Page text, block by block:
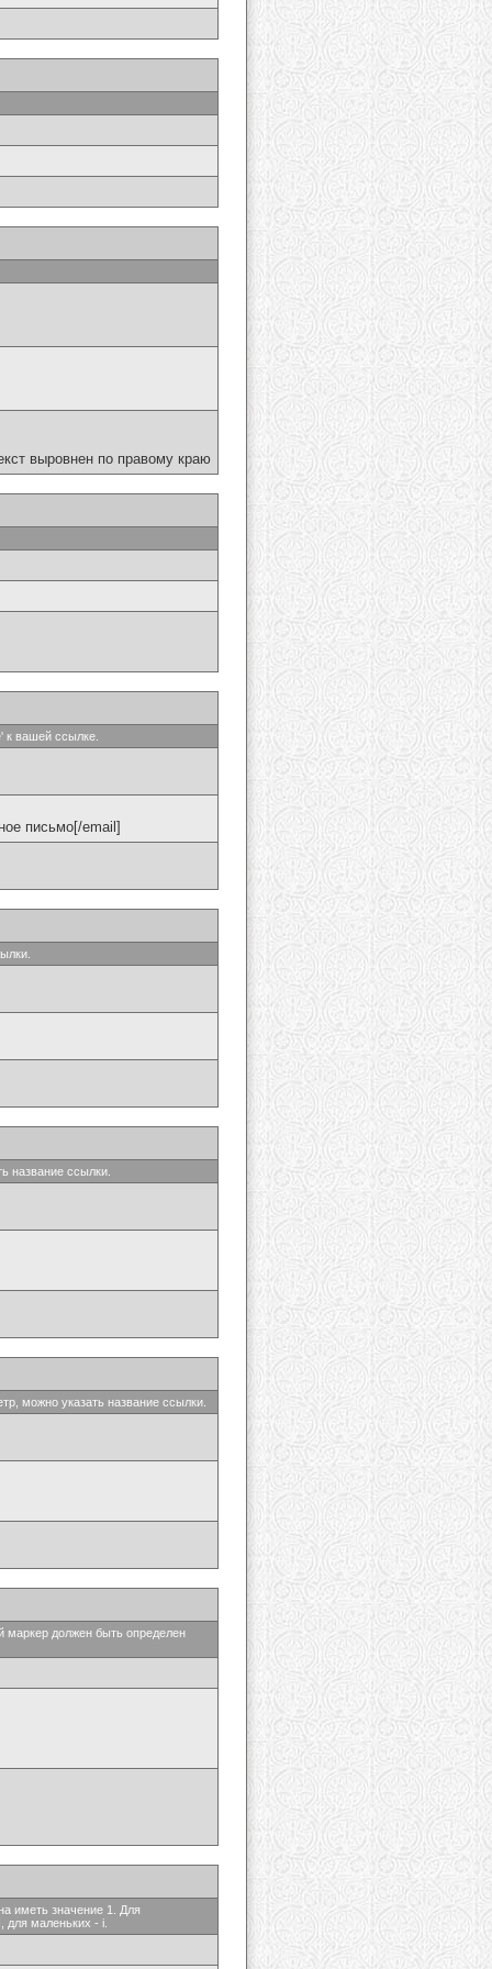
выровнен по правому краю
к вашей ссылке.
письмо[/email]
название ссылки.
можно указать название ссылки.
маркер должен быть определен
иметь значение 1. Для
маленьких - i.